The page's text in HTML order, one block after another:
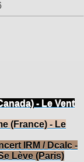
- Le Vent
(France) - Le
IRM / Dcalc -
Lève (Paris)